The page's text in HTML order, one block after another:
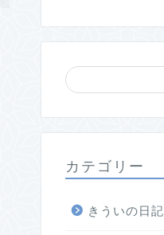
カテゴリー
きういの日記